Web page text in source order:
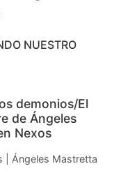
NUESTRO
demonios/El
de Ángeles
Nexos
| Ángeles Mastretta